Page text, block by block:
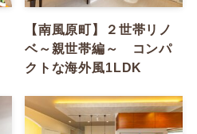
【南風原町】２世帯リノ
ベ～親世帯編～ コンパ
クトな海外風1LDK